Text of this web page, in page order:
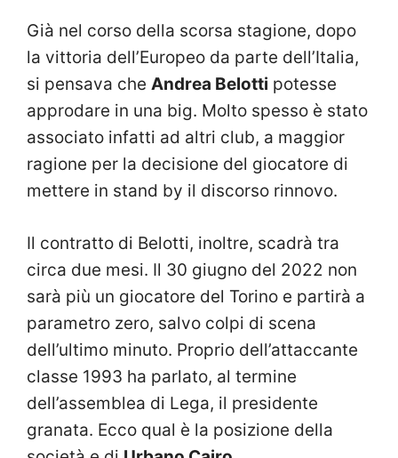
Già nel corso della scorsa stagione, dopo
la vittoria dell’Europeo da parte dell’Italia,
si pensava che Andrea Belotti potesse
approdare in una big. Molto spesso è stato
associato infatti ad altri club, a maggior
ragione per la decisione del giocatore di
mettere in stand by il discorso rinnovo.
Il contratto di Belotti, inoltre, scadrà tra
circa due mesi. Il 30 giugno del 2022 non
sarà più un giocatore del Torino e partirà a
parametro zero, salvo colpi di scena
dell’ultimo minuto. Proprio dell’attaccante
classe 1993 ha parlato, al termine
dell’assemblea di Lega, il presidente
granata. Ecco qual è la posizione della